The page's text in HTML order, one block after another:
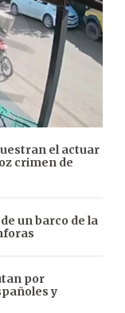
el actuar
crimen de
un barco de la
por
y